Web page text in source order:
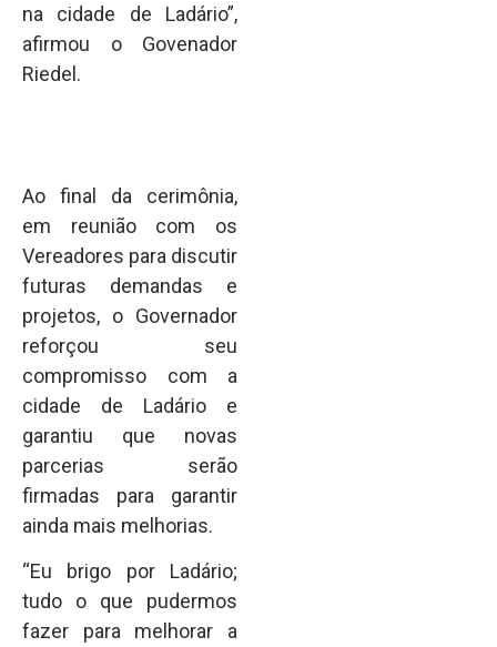
na cidade de Ladário”,
afirmou o Govenador
Riedel.
Ao final da cerimônia,
em reunião com os
Vereadores para discutir
futuras demandas e
projetos, o Governador
reforçou seu
compromisso com a
cidade de Ladário e
garantiu que novas
parcerias serão
firmadas para garantir
ainda mais melhorias.
“Eu brigo por Ladário;
tudo o que pudermos
fazer para melhorar a